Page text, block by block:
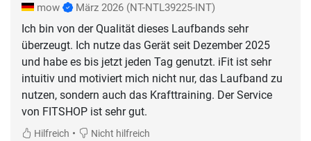
mow März 2026 (NT-NTL39225-INT)
Ich bin von der Qualität dieses Laufbands sehr
überzeugt. Ich nutze das Gerät seit Dezember 2025
und habe es bis jetzt jeden Tag genutzt. iFit ist sehr
intuitiv und motiviert mich nicht nur, das Laufband zu
nutzen, sondern auch das Krafttraining. Der Service
von FITSHOP ist sehr gut.
Hilfreich • Nicht hilfreich